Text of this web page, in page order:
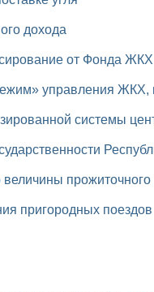
дохода
от Фонда ЖКХ
управления
системы
величины
пригородных поездов